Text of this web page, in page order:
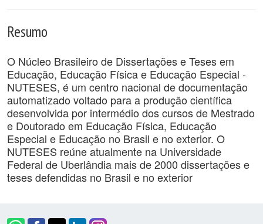
Resumo
O Núcleo Brasileiro de Dissertações e Teses em
Educação, Educação Física e Educação Especial -
NUTESES, é um centro nacional de documentação
automatizado voltado para a produção científica
desenvolvida por intermédio dos cursos de Mestrado
e Doutorado em Educação Física, Educação
Especial e Educação no Brasil e no exterior. O
NUTESES reúne atualmente na Universidade
Federal de Uberlândia mais de 2000 dissertações e
teses defendidas no Brasil e no exterior